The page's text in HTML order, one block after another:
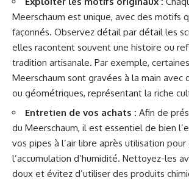
Meerschaum est unique, avec des motifs
façonnés. Observez détail par détail les
elles racontent souvent une histoire ou
tradition artisanale. Par exemple,
Meerschaum sont gravées à la main avec
ou géométriques, représentant la riche
Entretien de vos achats : Afin de
du Meerschaum, il est essentiel de bien
vos pipes à l’air libre après utilisation
l’accumulation d’humidité. Nettoyez-les
doux et évitez d’utiliser des produits